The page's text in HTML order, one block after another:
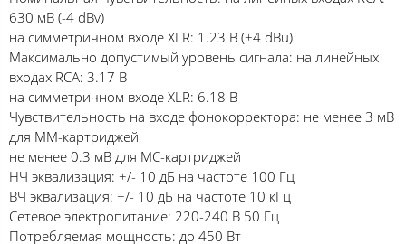
630 мВ (-4 dBv)
на симметричном входе XLR: 1.23 В (+4 dBu)
Максимально допустимый уровень сигнала: на линейных
входах RCA: 3.17 В
на симметричном входе XLR: 6.18 В
Чувствительность на входе фонокорректора: не менее 3 мВ
для ММ-картриджей
не менее 0.3 мВ для МС-картриджей
НЧ эквализация: +/- 10 дБ на частоте 100 Гц
ВЧ эквализация: +/- 10 дБ на частоте 10 кГц
Сетевое электропитание: 220-240 В 50 Гц
Потребляемая мощность: до 450 Вт